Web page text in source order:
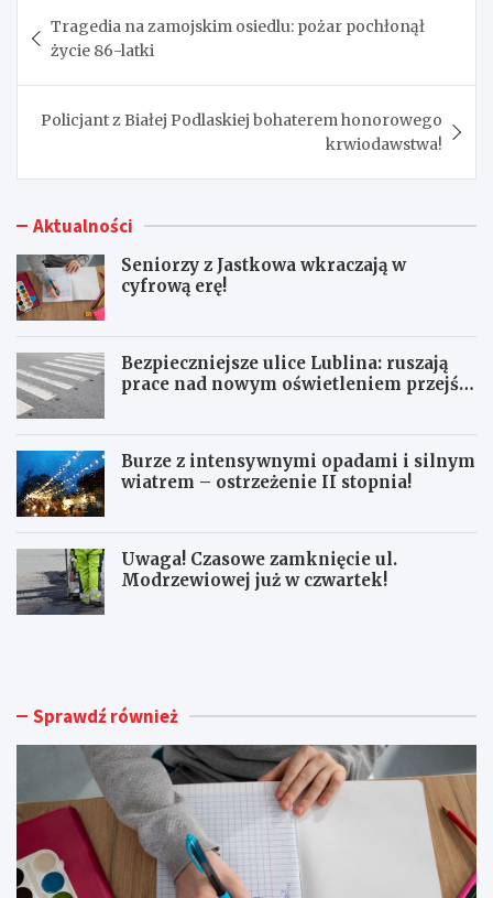
wpisu
Tragedia na zamojskim osiedlu: pożar pochłonął
życie 86-latki
Policjant z Białej Podlaskiej bohaterem honorowego
krwiodawstwa!
Aktualności
Seniorzy z Jastkowa wkraczają w
cyfrową erę!
Bezpieczniejsze ulice Lublina: ruszają
prace nad nowym oświetleniem przejść
Burze z intensywnymi opadami i silnym
wiatrem – ostrzeżenie II stopnia!
Uwaga! Czasowe zamknięcie ul.
Modrzewiowej już w czwartek!
S
r
J
a
t
k
B
e
i
e
s
z
Sprawdź również